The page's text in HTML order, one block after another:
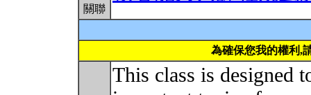
關聯
為確保您我的權利,
This class is designed